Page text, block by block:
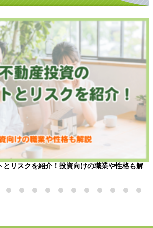
とリスクを紹介！投資向けの職業や性格も解